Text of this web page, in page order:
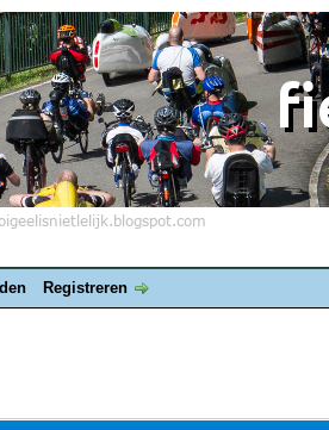
Registreren